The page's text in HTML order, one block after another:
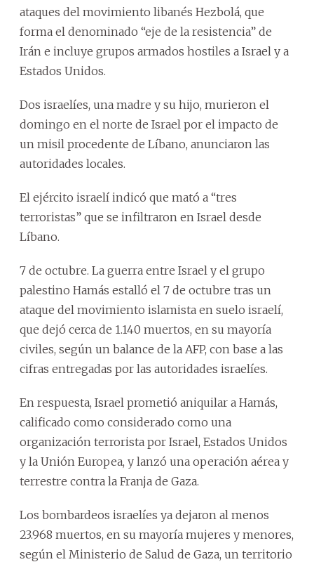
ataques del movimiento libanés Hezbolá, que
forma el denominado “eje de la resistencia” de
Irán e incluye grupos armados hostiles a Israel y a
Estados Unidos.
Dos israelíes, una madre y su hijo, murieron el
domingo en el norte de Israel por el impacto de
un misil procedente de Líbano, anunciaron las
autoridades locales.
El ejército israelí indicó que mató a “tres
terroristas” que se infiltraron en Israel desde
Líbano.
7 de octubre. La guerra entre Israel y el grupo
palestino Hamás estalló el 7 de octubre tras un
ataque del movimiento islamista en suelo israelí,
que dejó cerca de 1.140 muertos, en su mayoría
civiles, según un balance de la AFP, con base a las
cifras entregadas por las autoridades israelíes.
En respuesta, Israel prometió aniquilar a Hamás,
calificado como considerado como una
organización terrorista por Israel, Estados Unidos
y la Unión Europea, y lanzó una operación aérea y
terrestre contra la Franja de Gaza.
Los bombardeos israelíes ya dejaron al menos
23.968 muertos, en su mayoría mujeres y menores,
según el Ministerio de Salud de Gaza, un territorio